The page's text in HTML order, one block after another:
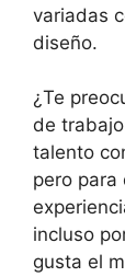
variadas
diseño.
¿Te
de
talento
pero para
incluso
gusta el